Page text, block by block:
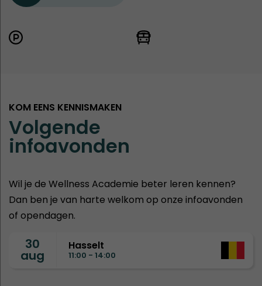
KOM EENS KENNISMAKEN
Volgende
infoavonden
Wil je de Wellness Academie beter leren kennen?
Dan ben je van harte welkom op onze infoavonden
of opendagen.
30
aug
Hasselt
11:00 - 14:00